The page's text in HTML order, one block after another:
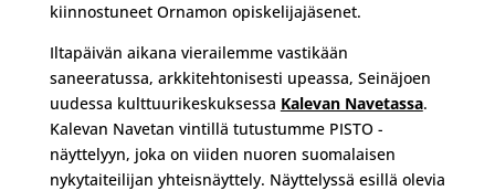
kiinnostuneet Ornamon opiskelijajäsenet.
Iltapäivän aikana vierailemme vastikään
saneeratussa, arkkitehtonisesti upeassa, Seinäjoen
uudessa kulttuurikeskuksessa Kalevan Navetassa.
Kalevan Navetan vintillä tutustumme PISTO -
näyttelyyn, joka on viiden nuoren suomalaisen
nykytaiteilijan yhteisnäyttely. Näyttelyssä esillä olevia